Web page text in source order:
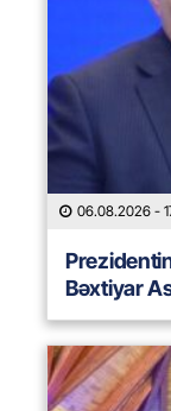
06.08.2026 -
Bəxtiyar